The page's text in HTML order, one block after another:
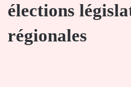
élections
régionales